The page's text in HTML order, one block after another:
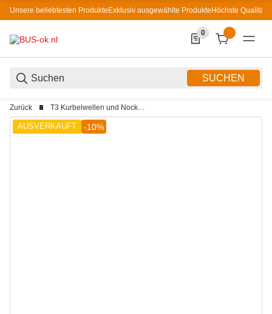
Unsere beliebtesten ProdukteExklusiv ausgewählte ProdukteHöchste Qualität
SUCHEN
0
0 Produkte in der
Zurück T3 Kurbelwellen und Nockenwellen
AUSVERKAUFT -10%